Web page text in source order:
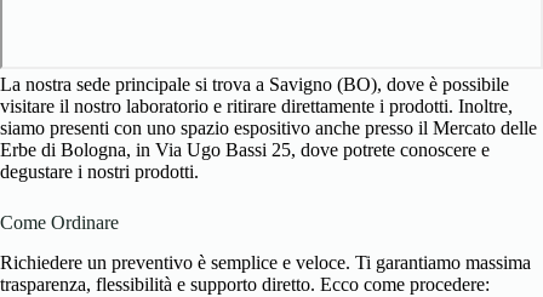
La nostra sede principale si trova a Savigno (BO), dove è possibile
visitare il nostro laboratorio e ritirare direttamente i prodotti. Inoltre,
siamo presenti con uno spazio espositivo anche presso il Mercato delle
Erbe di Bologna, in Via Ugo Bassi 25, dove potrete conoscere e
degustare i nostri prodotti.
Come Ordinare
Richiedere un preventivo è semplice e veloce. Ti garantiamo massima
trasparenza, flessibilità e supporto diretto. Ecco come procedere: